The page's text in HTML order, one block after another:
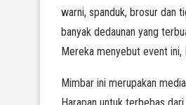
warni, spanduk, brosur dan
banyak dedaunan yang
Mereka menyebut event ini,
Mimbar ini merupakan